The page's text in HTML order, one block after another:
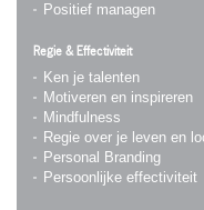
Positief managen
Regie & Effectiviteit
Ken je talenten
Motiveren en inspireren
Mindfulness
Regie over je leven en
Personal Branding
Persoonlijke effectiviteit